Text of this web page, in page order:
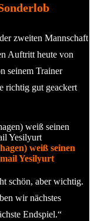
zweiten Mannschaft
Auftritt heute von
seinem Trainer
richtig gut geackert
weiß seinen
Yesilyurt
schön, aber wichtig.
wir nächstes
Endspiel.“